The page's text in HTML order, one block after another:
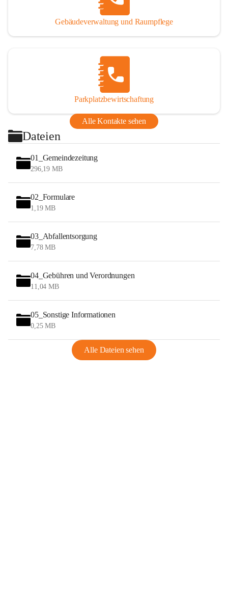
Gebäudeverwaltung und Raumpflege
Parkplatzbewirtschaftung
Alle Kontakte sehen
Dateien
01_Gemeindezeitung
296,19 MB
02_Formulare
1,19 MB
03_Abfallentsorgung
7,78 MB
04_Gebühren und Verordnungen
11,04 MB
05_Sonstige Informationen
0,25 MB
Alle Dateien sehen